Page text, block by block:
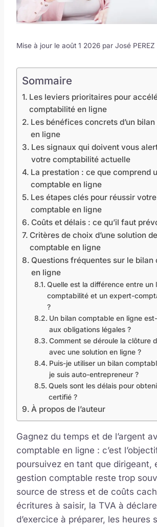
Mise à jour le août 1 2026 par José PEREZ
Sommaire
Les leviers prioritaires pour
comptabilité en ligne
Les bénéfices concrets d’un
en ligne
Les signaux qui doivent vous
votre comptabilité actuelle
La prestation : ce que comprend
comptable en ligne
Les étapes clés pour réussir
comptable en ligne
Coûts et délais : ce qu’il faut
Critères de choix d’une solution
comptable en ligne
Questions fréquentes sur le bilan
en ligne
Quelle est la différence entre un
comptabilité et un expert-
?
Un bilan comptable en ligne
aux obligations légales ?
Comment se déroule la clôture
avec une solution en ligne ?
Puis-je utiliser un bilan
je suis auto-entrepreneur ?
Quels sont les délais pour
certifié ?
À propos de l’auteur
Gagnez du temps et de l’argent
comptable en ligne : c’est
poursuivez en tant que dirigeant,
gestion comptable reste trop
source de stress et de coûts
écritures à saisir, la TVA à
d’exercice à préparer, les heures